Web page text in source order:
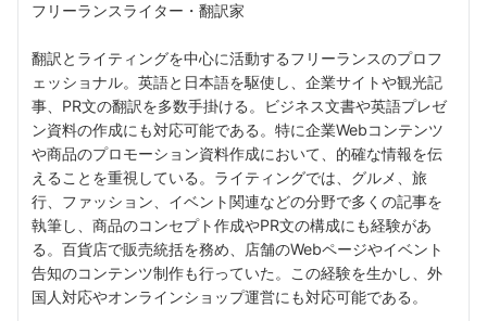
フリーランスライター・翻訳家
翻訳とライティングを中心に活動するフリーランスのプロフ
ェッショナル。英語と日本語を駆使し、企業サイトや観光記
事、PR文の翻訳を多数手掛ける。ビジネス文書や英語プレゼ
ン資料の作成にも対応可能である。特に企業Webコンテンツ
や商品のプロモーション資料作成において、的確な情報を伝
えることを重視している。ライティングでは、グルメ、旅
行、ファッション、イベント関連などの分野で多くの記事を
執筆し、商品のコンセプト作成やPR文の構成にも経験があ
る。百貨店で販売統括を務め、店舗のWebページやイベント
告知のコンテンツ制作も行っていた。この経験を生かし、外
国人対応やオンラインショップ運営にも対応可能である。